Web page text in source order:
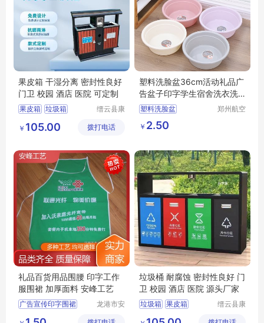
果皮箱 干湿分离 密封性良好
门卫 校园 酒店 医院 可定制
果皮箱 垃圾箱
分类垃圾桶
缙云县康
备有限公
￥ 105.00 拨打电话
塑料洗脸盆36cm活动礼品广
告盆子印字学生宿舍洗衣洗
脚塑料盆
塑料洗脸盆
郑州航空
￥ 2.50
礼品百货用品围腰 印字工作
服围裙 加厚面料 安峰工艺
广告宣传印字围裙
龙港市安
垃圾桶 耐腐蚀 密封性良好 门
卫 校园 酒店 医院 源头厂家
垃圾箱 果皮箱
缙云县康